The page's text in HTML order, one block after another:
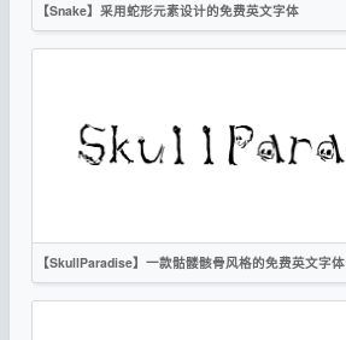
【Snake】采用蛇形元素设计的免费英文字体
英文
创意
【SkullParadise】一款骷髅骸骨风格的免费英文字体
英文